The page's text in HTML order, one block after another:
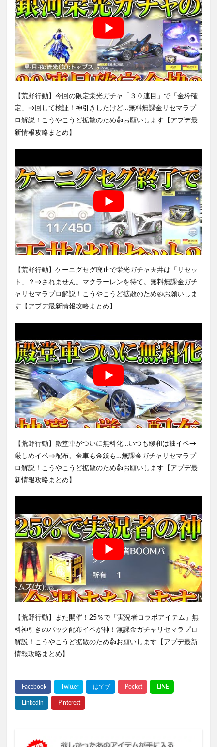
【荒野行動】今回の限定栄光ガチャ「３０連目」で「金枠確
定」→回して検証！神引きしたけど…無料無課金リセマラプ
ロ解説！こうやこうど拡散のため👍お願いします【アプデ最
新情報攻略まとめ】
【荒野行動】ケーニグセグ廃止で栄光ガチャ天井は「リセッ
ト」？→されません。マクラーレンを待て。無料無課金ガチ
ャリセマラプロ解説！こうやこうど拡散のため👍お願いしま
す【アプデ最新情報攻略まとめ】
【荒野行動】殿堂車がついに無料化…いつも緩和は抽イベ→
厳しめイベ→配布。金車も金銃も…無課金ガチャリセマラプ
ロ解説！こうやこうど拡散のため👍お願いします【アプデ最
新情報攻略まとめ】
【荒野行動】また開催！25％で「実況者コラボアイテム」無
料神引きのパック配布イベが神！無課金ガチャリセマラプロ
解説！こうやこうど拡散のため👍お願いします【アプデ最新
情報攻略まとめ】